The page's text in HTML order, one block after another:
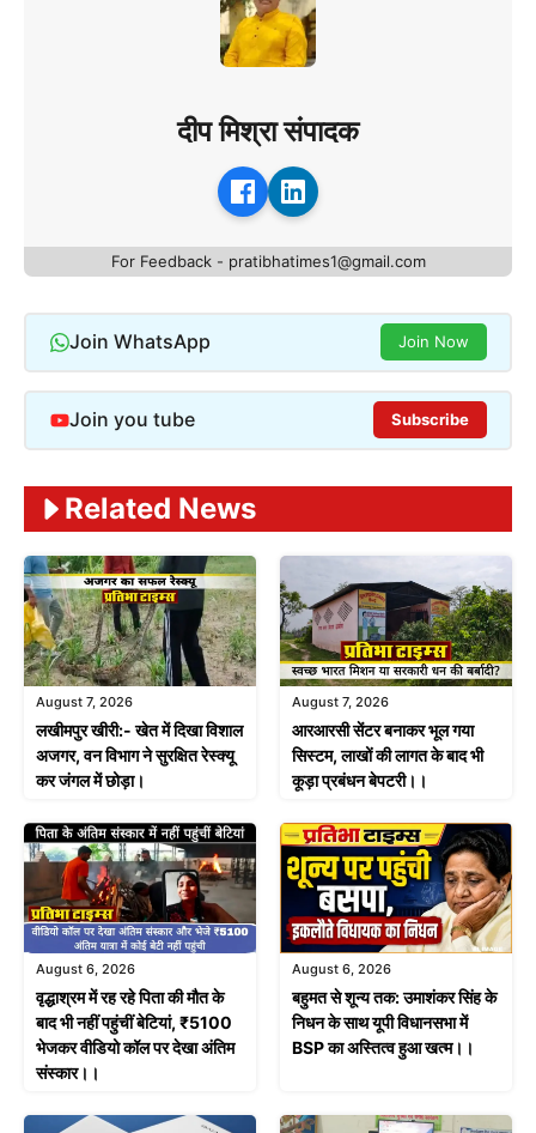
दीप मिश्रा संपादक
For Feedback - pratibhatimes1@gmail.com
Join WhatsApp Join Now
Join you tube Subscribe
Related News
August 7, 2026
लखीमपुर खीरी:- खेत में दिखा विशाल
अजगर, वन विभाग ने सुरक्षित रेस्क्यू
कर जंगल में छोड़ा।
August 7, 2026
आरआरसी सेंटर बनाकर भूल गया
सिस्टम, लाखों की लागत के बाद भी
कूड़ा प्रबंधन बेपटरी।।
August 6, 2026
वृद्धाश्रम में रह रहे पिता की मौत के
बाद भी नहीं पहुंचीं बेटियां, ₹5100
भेजकर वीडियो कॉल पर देखा अंतिम
संस्कार।।
August 6, 2026
बहुमत से शून्य तक: उमाशंकर सिंह के
निधन के साथ यूपी विधानसभा में
BSP का अस्तित्व हुआ खत्म।।